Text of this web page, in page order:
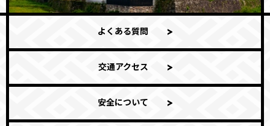
よくある質問
交通アクセス
安全について